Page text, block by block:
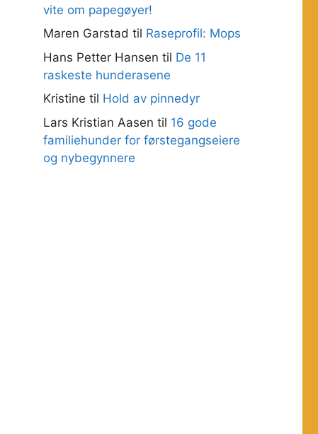
vite om papegøyer!
Maren Garstad til Raseprofil: Mops
Hans Petter Hansen til De 11
raskeste hunderasene
Kristine til Hold av pinnedyr
Lars Kristian Aasen til 16 gode
familiehunder for førstegangseiere
og nybegynnere